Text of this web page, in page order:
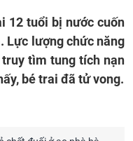
12 tuổi bị nước cuốn
Lực lượng chức năng
tìm tung tích nạn
bé trai đã tử vong.